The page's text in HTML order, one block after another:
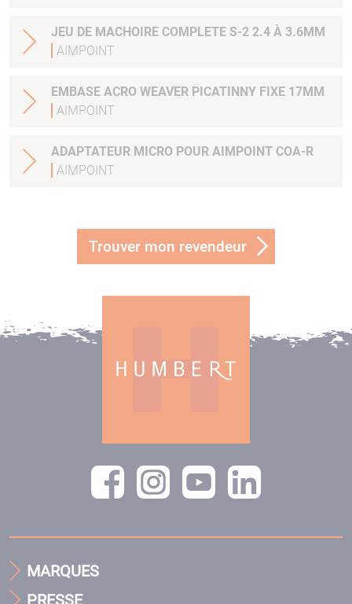
JEU DE MACHOIRE COMPLETE S-2 2.4 À 3.6MM
AIMPOINT
EMBASE ACRO WEAVER PICATINNY FIXE 17MM
AIMPOINT
ADAPTATEUR MICRO POUR AIMPOINT COA-R
AIMPOINT
Trouver mon revendeur
MARQUES
PRESSE